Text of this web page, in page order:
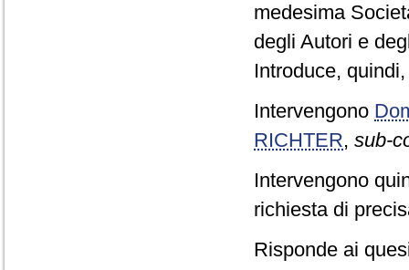
medesima
degli Autori e
Introduce,
Intervengono
RICHTER, sub-
Intervengono
richiesta di
Risponde ai